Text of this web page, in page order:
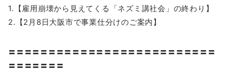
1.【雇用崩壊から見えてくる「ネズミ講社会」の終わり】
2.【2月8日大阪市で事業仕分けのご案内】
〓〓〓〓〓〓〓〓〓〓〓〓〓〓〓〓〓〓〓〓〓〓〓〓〓〓
〓〓〓〓〓〓〓